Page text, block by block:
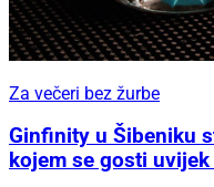
Za večeri bez žurbe
Ginfinity u Šibeniku
kojem se gosti